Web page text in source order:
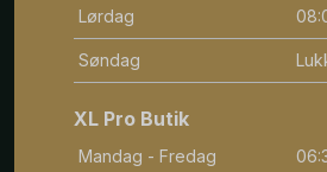
Lørdag
Søndag
XL Pro Butik
Mandag - Fredag